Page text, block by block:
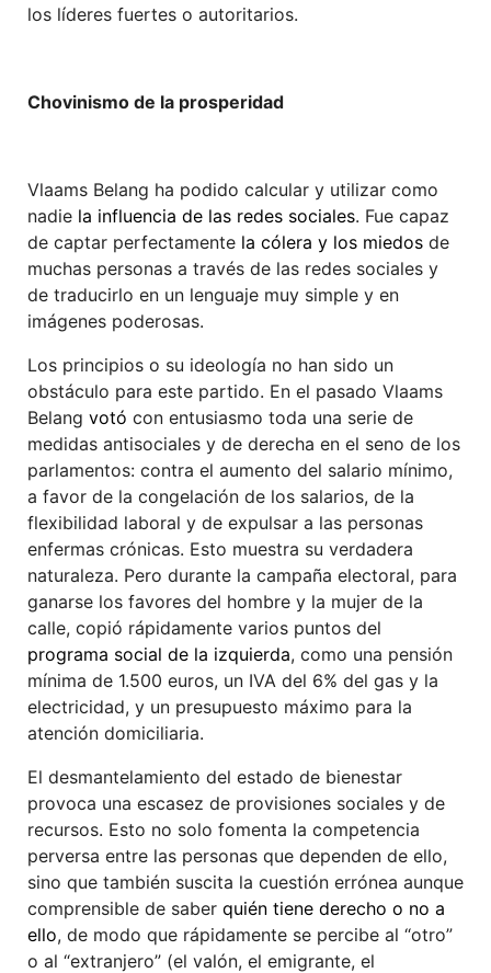
los líderes fuertes o autoritarios.
Chovinismo de la prosperidad
Vlaams Belang ha podido calcular y utilizar como
nadie la influencia de las redes sociales. Fue capaz
de captar perfectamente la cólera y los miedos de
muchas personas a través de las redes sociales y
de traducirlo en un lenguaje muy simple y en
imágenes poderosas.
Los principios o su ideología no han sido un
obstáculo para este partido. En el pasado Vlaams
Belang votó con entusiasmo toda una serie de
medidas antisociales y de derecha en el seno de los
parlamentos: contra el aumento del salario mínimo,
a favor de la congelación de los salarios, de la
flexibilidad laboral y de expulsar a las personas
enfermas crónicas. Esto muestra su verdadera
naturaleza. Pero durante la campaña electoral, para
ganarse los favores del hombre y la mujer de la
calle, copió rápidamente varios puntos del
programa social de la izquierda, como una pensión
mínima de 1.500 euros, un IVA del 6% del gas y la
electricidad, y un presupuesto máximo para la
atención domiciliaria.
El desmantelamiento del estado de bienestar
provoca una escasez de provisiones sociales y de
recursos. Esto no solo fomenta la competencia
perversa entre las personas que dependen de ello,
sino que también suscita la cuestión errónea aunque
comprensible de saber quién tiene derecho o no a
ello, de modo que rápidamente se percibe al “otro”
o al “extranjero” (el valón, el emigrante, el